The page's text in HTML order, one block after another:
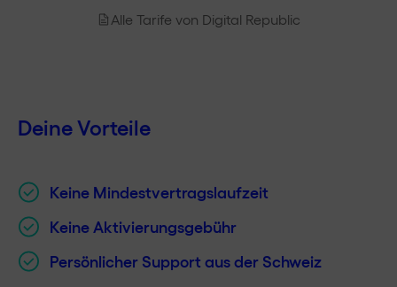
Alle Tarife von Digital Republic
CHF 0.–
Mindestvertragslaufzeit
Deine Vorteile
Keine Mindestvertragslaufzeit
Keine Aktivierungsgebühr
Persönlicher Support aus der Schweiz